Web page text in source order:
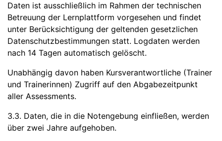
Daten ist ausschließlich im Rahmen der technischen
Betreuung der Lernplattform vorgesehen und findet
unter Berücksichtigung der geltenden gesetzlichen
Datenschutzbestimmungen statt. Logdaten werden
nach 14 Tagen automatisch gelöscht.
Unabhängig davon haben Kursverantwortliche (Trainer
und Trainerinnen) Zugriff auf den Abgabezeitpunkt
aller Assessments.
3.3. Daten, die in die Notengebung einfließen, werden
über zwei Jahre aufgehoben.